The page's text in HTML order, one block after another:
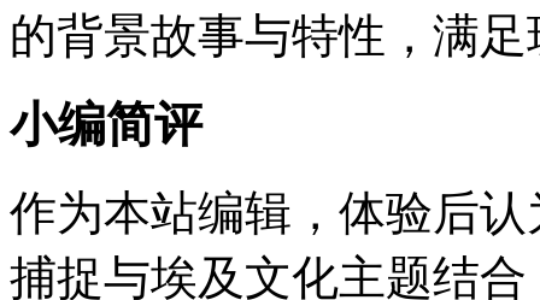
的背景故事与特性，满
小编简评
作为本站编辑，体验后
捕捉与埃及文化主题结